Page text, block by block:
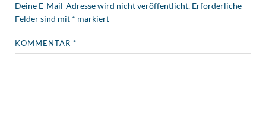
Deine E-Mail-Adresse wird nicht veröffentlicht. Erforderliche
Felder sind mit * markiert
KOMMENTAR*